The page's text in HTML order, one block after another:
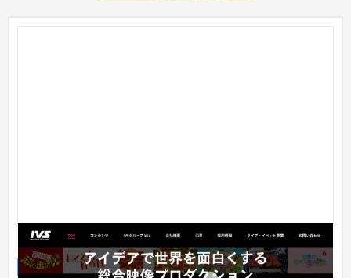
IVSテレビ制作会社：企業サイト
企業サイト 芸能・アーティスト・音楽 101〜150万円